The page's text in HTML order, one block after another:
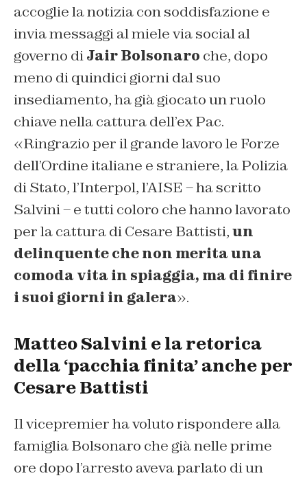
accoglie la notizia con soddisfazione e
invia messaggi al miele via social al
governo diJair Bolsonaro che, dopo
meno di quindici giorni dal suo
insediamento, ha già giocato un ruolo
chiave nella cattura dell’ex Pac.
«Ringrazio per il grande lavoro le Forze
dell’Ordine italiane e straniere, la Polizia
di Stato, l’Interpol, l’AISE – ha scritto
Salvini – e tutti coloro che hanno lavorato
per la cattura di Cesare Battisti,un
delinquente che non merita una
comoda vita in spiaggia, ma di finire
i suoi giorni in galera».
Matteo Salvini e la retorica
della ‘pacchia finita’ anche per
Cesare Battisti
Il vicepremier ha voluto rispondere alla
famiglia Bolsonaro che già nelle prime
ore dopo l’arresto aveva parlato di un